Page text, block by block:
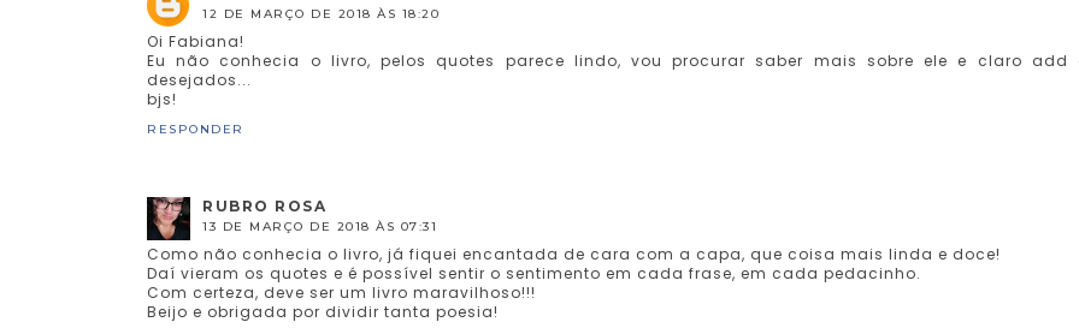
12 DE MARÇO DE 2018 ÀS 18:20
Oi Fabiana!
Eu não conhecia o livro, pelos quotes parece lindo, vou procurar saber mais sobre ele e claro add
desejados...
bjs!
RESPONDER
RUBRO ROSA
13 DE MARÇO DE 2018 ÀS 07:31
Como não conhecia o livro, já fiquei encantada de cara com a capa, que coisa mais linda e doce!
Daí vieram os quotes e é possível sentir o sentimento em cada frase, em cada pedacinho.
Com certeza, deve ser um livro maravilhoso!!!
Beijo e obrigada por dividir tanta poesia!